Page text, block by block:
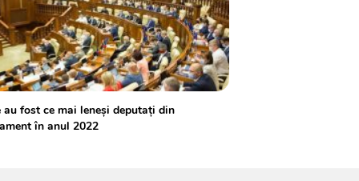
au fost ce mai leneși deputați din
în anul 2022